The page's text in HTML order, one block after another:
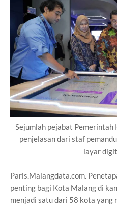
Sejumlah pejabat
penjelasan dari staf
layar
Paris.Malangdata.com.
penting bagi Kota Malang di
menjadi satu dari 58 kota yang